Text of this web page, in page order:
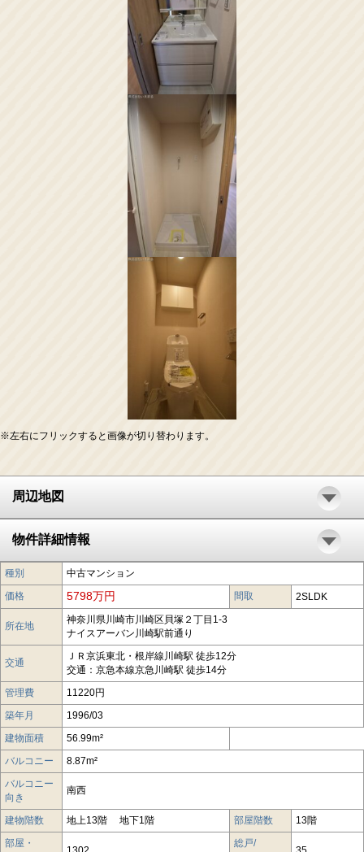
※左右にフリックすると画像が切り替わります。
周辺地図
物件詳細情報
種別
中古マンション
価格
5798万円 間取 2SLDK
所在地
神奈川県川崎市川崎区貝塚２丁目1-3
ナイスアーバン川崎駅前通り
交通
ＪＲ京浜東北・根岸線川崎駅 徒歩12分
交通：京急本線京急川崎駅 徒歩14分
管理費
11220円
築年月
1996/03
建物面積
56.99m²
バルコニー
8.87m²
バルコニー
向き
南西
建物階数 地上13階 地下1階 部屋階数
13階
部屋・
総戸/